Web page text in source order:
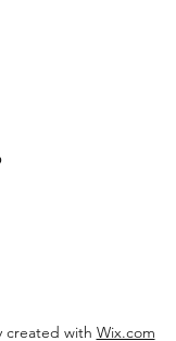
created with Wix.com